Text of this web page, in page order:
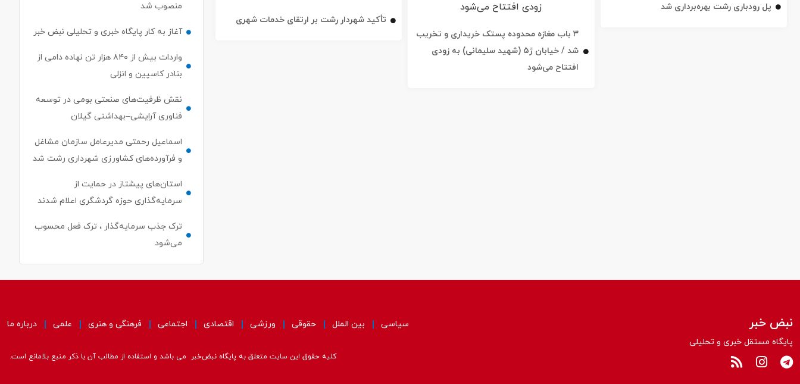
پل رودباری رشت بهره‌برداری شد
۳ باب مغازه محدوده پستک خریداری و تخریب
شد / خیابان ژ۵ (شهید سلیمانی) به زودی
افتتاح می‌شود
تأکید شهردار رشت بر ارتقای خدمات شهری
منصوب شد
آغاز به کار پایگاه خبری و تحلیلی نبض خبر
واردات بیش از ۸۴۰ هزار تن نهاده دامی از
بنادر كاسپین و انزلی
نقش ظرفیت‌های صنعتی بومی در توسعه
فناوری آرایشی–بهداشتی گیلان
اسماعیل رحمتی مدیرعامل سازمان مشاغل
و فرآورده‌های کشاورزی شهرداری رشت شد
استان‌های پیشتاز در حمایت از
سرمایه‌گذاری حوزه گردشگری اعلام شدند
ترک جذب سرمایه‌گذار ، ترک فعل محسوب
می‌شود
نبض خبر
پایگاه مستقل خبری و تحلیلی
سیاسی بین الملل حقوقی ورزشی اقتصادی اجتماعی فرهنگی و هنری علمی درباره ما
کلیه حقوق این سایت متعلق به پایگاه نبض‌خبر می باشد و استفاده از مطالب آن با ذکر منبع بلامانع است.